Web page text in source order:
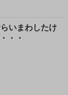
いまわしたけ
・・